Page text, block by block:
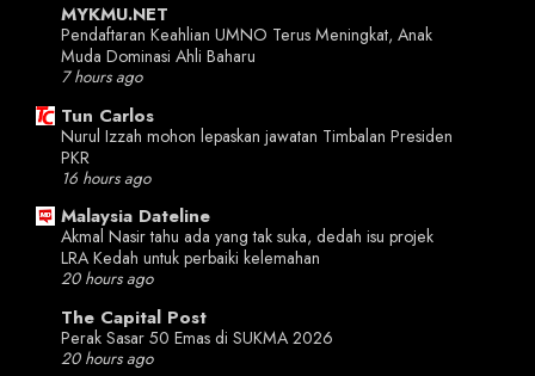
MYKMU.NET
Pendaftaran Keahlian UMNO Terus Meningkat, Anak
Muda Dominasi Ahli Baharu
7 hours ago
Tun Carlos
Nurul Izzah mohon lepaskan jawatan Timbalan Presiden
PKR
16 hours ago
Malaysia Dateline
Akmal Nasir tahu ada yang tak suka, dedah isu projek
LRA Kedah untuk perbaiki kelemahan
20 hours ago
The Capital Post
Perak Sasar 50 Emas di SUKMA 2026
20 hours ago